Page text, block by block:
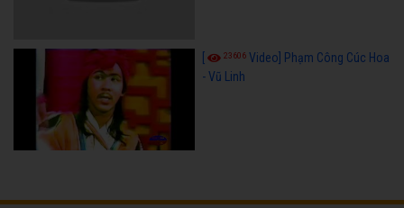
23606 Video] Phạm Công Cúc Hoa
- Vũ Linh